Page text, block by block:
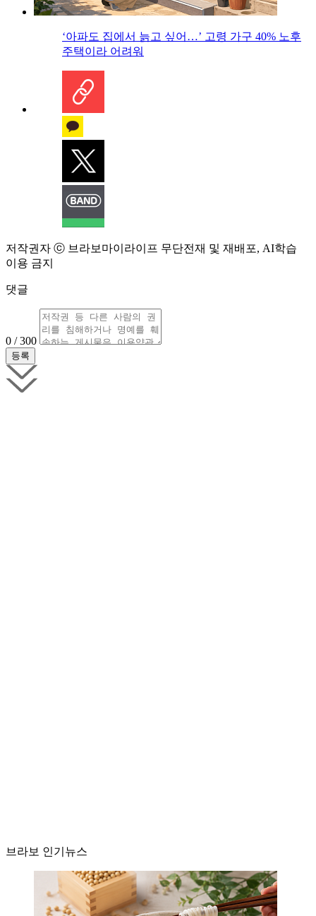
‘아파도 집에서 늙고 싶어…’ 고령 가구 40% 노후
주택이라 어려워
저작권자 ⓒ 브라보마이라이프 무단전재 및 재배포, AI학습
이용 금지
댓글
0 / 300
브라보 인기뉴스